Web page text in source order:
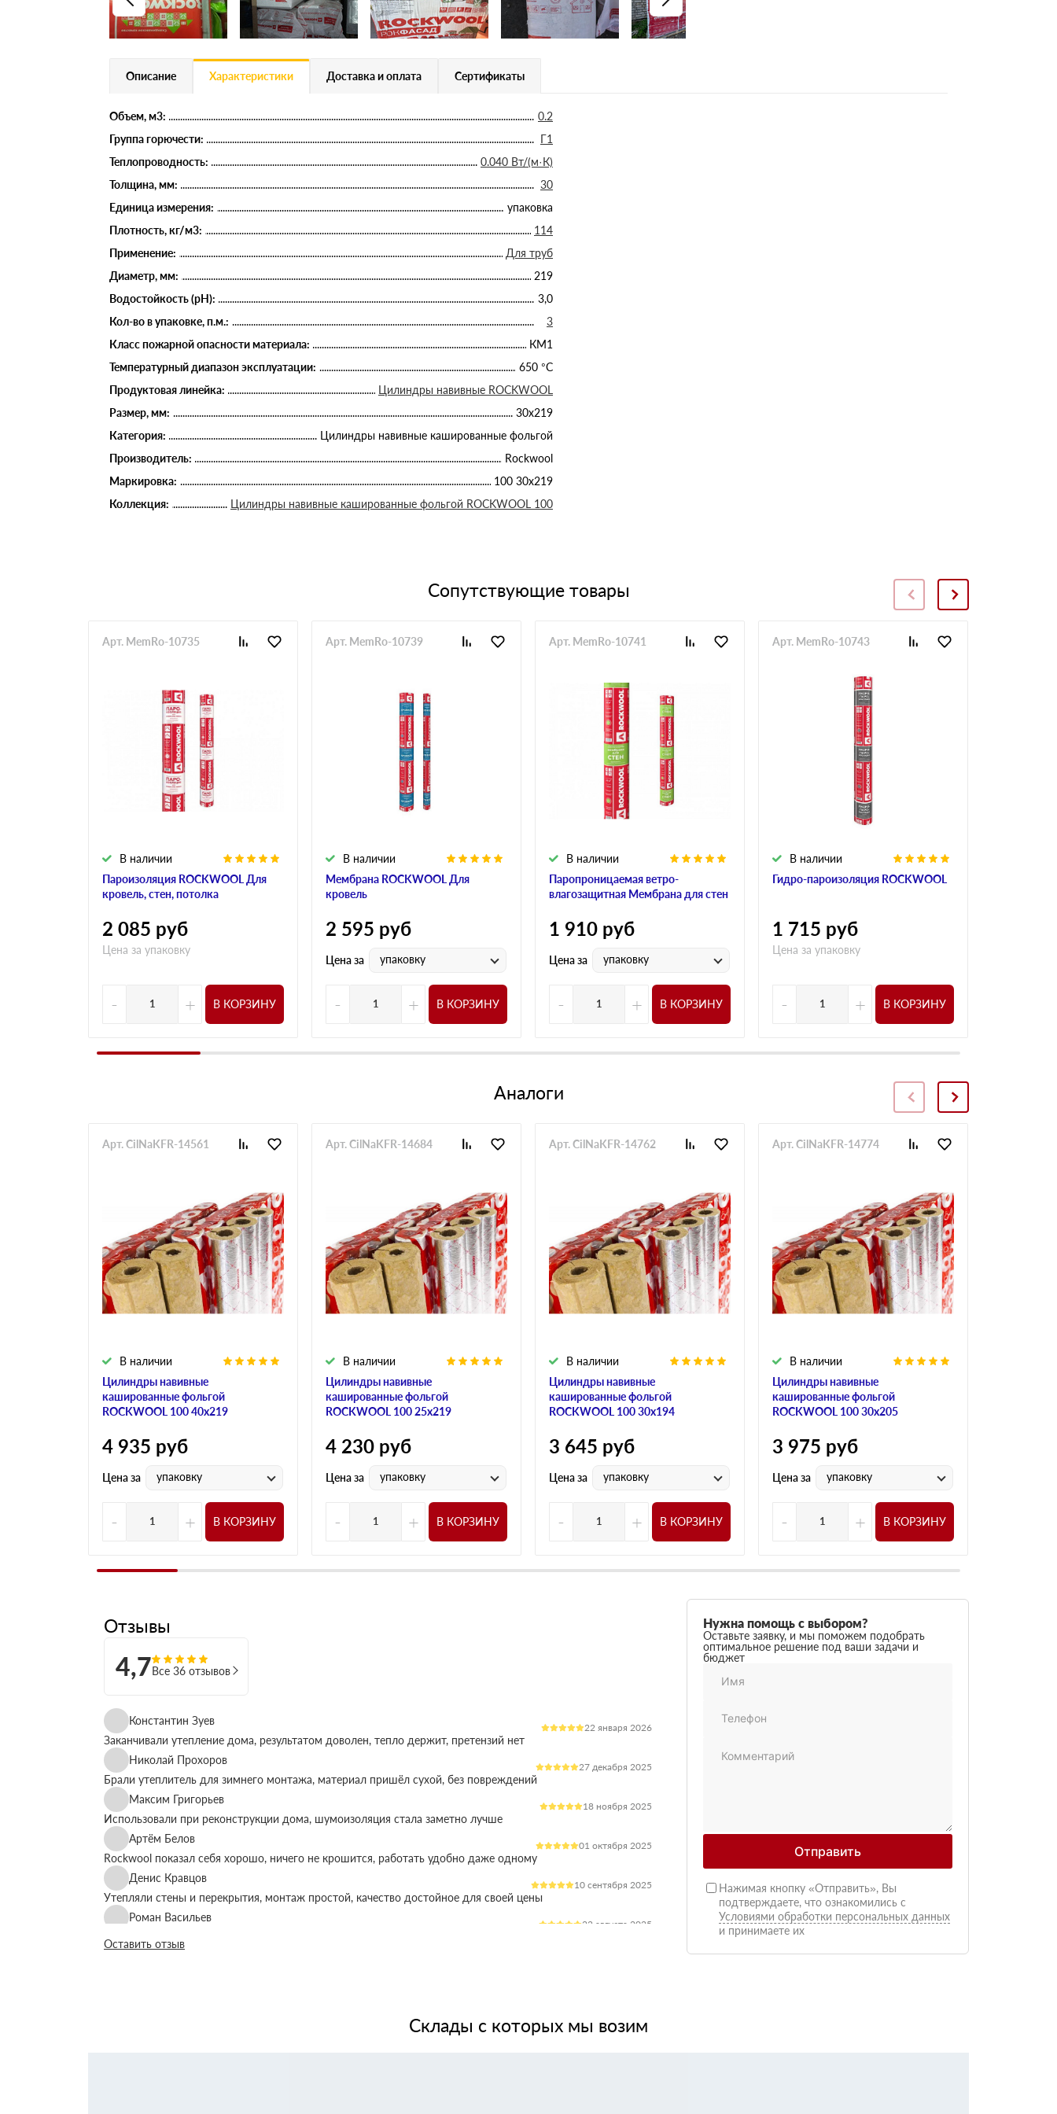
Описание Характеристики Доставка и оплата Сертификаты
Объем, м3:
0.2
Группа горючести:
Г1
Теплопроводность:
0.040 Вт/(м·К)
Толщина, мм:
30
Единица измерения:
упаковка
Плотность, кг/м3:
114
Применение:
Для труб
Диаметр, мм:
219
Водостойкость (рН):
3,0
Кол-во в упаковке, п.м.:
3
Класс пожарной опасности материала:
КМ1
Температурный диапазон эксплуатации:
650 °С
Продуктовая линейка:
Цилиндры навивные ROCKWOOL
Размер, мм:
30х219
Категория:
Цилиндры навивные кашированные фольгой
Производитель:
Rockwool
Маркировка:
100 30х219
Коллекция:
Цилиндры навивные кашированные фольгой ROCKWOOL 100
Сопутствующие товары
Пароизоляция ROCKWOOL Для
кровель, стен, потолка
В наличии
Арт. MemRo-10735
2 085 руб
Цена за упаковку
- + В КОРЗИНУ
Мембрана ROCKWOOL Для
кровель
В наличии
Арт. MemRo-10739
2 595 руб
Цена за упаковку
- + В КОРЗИНУ
Паропроницаемая ветро-
влагозащитная Мембрана для стен
В наличии
Арт. MemRo-10741
1 910 руб
Цена за упаковку
- + В КОРЗИНУ
Гидро-пароизоляция ROCKWOOL
В наличии
Арт. MemRo-10743
1 715 руб
Цена за упаковку
- + В КОРЗИНУ
Аналоги
Цилиндры навивные
кашированные фольгой
ROCKWOOL 100 40х219
В наличии
Арт. CilNaKFR-14561
4 935 руб
Цена за упаковку
- + В КОРЗИНУ
Цилиндры навивные
кашированные фольгой
ROCKWOOL 100 25х219
В наличии
Арт. CilNaKFR-14684
4 230 руб
Цена за упаковку
- + В КОРЗИНУ
Цилиндры навивные
кашированные фольгой
ROCKWOOL 100 30х194
В наличии
Арт. CilNaKFR-14762
3 645 руб
Цена за упаковку
- + В КОРЗИНУ
Цилиндры навивные
кашированные фольгой
ROCKWOOL 100 30х205
В наличии
Арт. CilNaKFR-14774
3 975 руб
Цена за упаковку
- + В КОРЗИНУ
Отзывы
4,7Все 36 отзывов
Константин Зуев
22 января 2026
Заканчивали утепление дома, результатом доволен, тепло держит, претензий нет
Николай Прохоров
27 декабря 2025
Брали утеплитель для зимнего монтажа, материал пришёл сухой, без повреждений
Максим Григорьев
18 ноября 2025
Использовали при реконструкции дома, шумоизоляция стала заметно лучше
Артём Белов
01 октября 2025
Rockwool показал себя хорошо, ничего не крошится, работать удобно даже одному
Денис Кравцов
10 сентября 2025
Утепляли стены и перекрытия, монтаж простой, качество достойное для своей цены
Роман Васильев
22 августа 2025
Материал соответствует описанию, после утепления расходы на отопление стали ниже
Оставить отзыв
Нужна помощь с выбором?
Оставьте заявку, и мы поможем подобрать
оптимальное решение под ваши задачи и
бюджет
Отправить
Нажимая кнопку «Отправить», Вы
подтверждаете, что ознакомились с
Условиями обработки персональных данных
и принимаете их
Склады с которых мы возим